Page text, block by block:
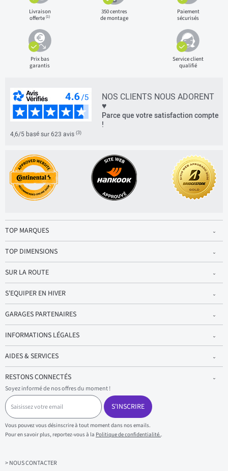
Livraison
offerte(1)
350 centres
de montage
Paiement
sécurisés
Prix bas
garantis
Service client
qualifié
NOS CLIENTS NOUS ADORENT
♥
Parce que votre satisfaction compte
!
4,6/5 basé sur 623 avis (3)
TOP MARQUES
TOP DIMENSIONS
SUR LA ROUTE
S'EQUIPER EN HIVER
GARAGES PARTENAIRES
INFORMATIONS LÉGALES
AIDES & SERVICES
RESTONS CONNECTÉS
Soyez informé de nos offres du moment !
S
a
i
s
i
s
z
S'INSCRIRE
Vous pouvez vous désinscrire à tout moment dans nos emails.
Pour en savoir plus, reportez-vous à la Politique de confidentialité..
> NOUS CONTACTER